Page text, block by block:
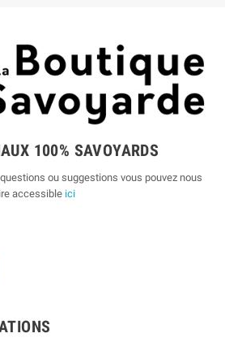
100% SAVOYARDS
ou suggestions vous pouvez nous
accessible ici